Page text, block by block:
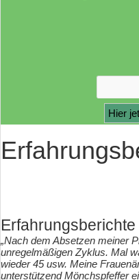
„Nach dem Absetzen meiner
unregelmäßigen Zyklus. Mal
wieder 45 usw. Meine
unterstützend Mönchspfeffer